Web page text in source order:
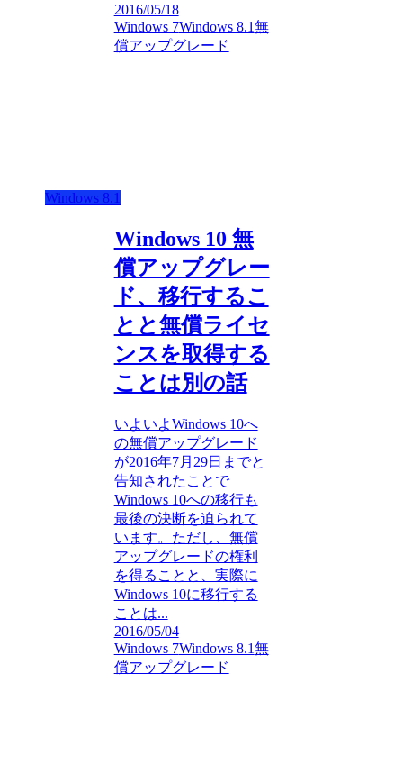
2016/05/18
Windows 7Windows 8.1無
償アップグレード
Windows 8.1
Windows 10 無
償アップグレー
ド、移行するこ
とと無償ライセ
ンスを取得する
ことは別の話
いよいよWindows 10へ
の無償アップグレード
が2016年7月29日までと
告知されたことで
Windows 10への移行も
最後の決断を迫られて
います。ただし、無償
アップグレードの権利
を得ることと、実際に
Windows 10に移行する
ことは...
2016/05/04
Windows 7Windows 8.1無
償アップグレード